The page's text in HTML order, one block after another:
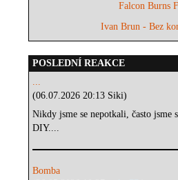
Falcon Burns
Ivan Brun - Bez
POSLEDNÍ REAKCE
...
(06.07.2026 20:13 Siki)
Nikdy jsme se nepotkali, často jsme
DIY....
Bomba